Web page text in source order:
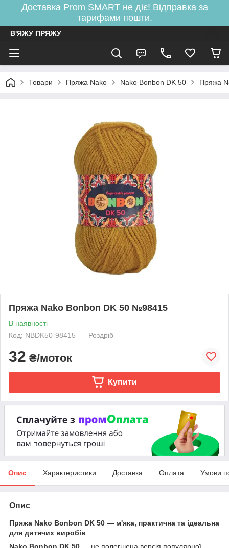
Доставка Prom SMART не діє! Відправка за
тарифами пошти.
В'ЯЖУ ПРЯЖУ
Товари Пряжа Nako Nako Bonbon DK 50 Пряжа
Пряжа Nako Bonbon DK 50 №98415
В наявності
Код: NBDK50-98415
Роздріб
32 ₴/моток
Купити
Опис Характеристики Доставка Оплата Умови
Опис
Пряжа Nako Bonbon DK 50 — м'яка, практична та ідеальна
для дитячих виробів